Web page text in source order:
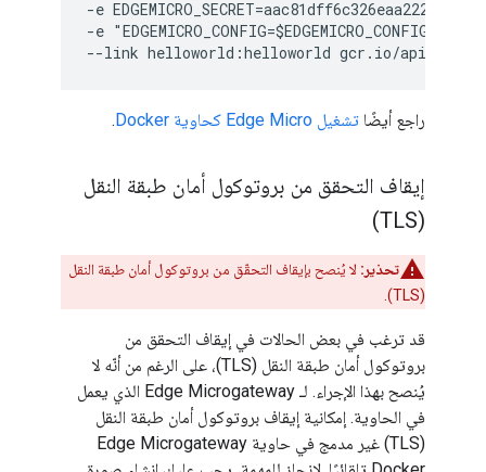
-e
-e "EDGEMICRO_CONFIG=$EDGEMICRO_CONFIG" \
راجع أيضًا تشغيل Edge Micro كحاوية Docker .
إيقاف التحقق من بروتوكول أمان طبقة النقل
(TLS)
تحذير: لا يُنصح بإيقاف التحقّق من بروتوكول أمان طبقة النقل
(TLS).
قد ترغب في بعض الحالات في إيقاف التحقق من
بروتوكول أمان طبقة النقل (TLS)، على الرغم من أنّه لا
يُنصح بهذا الإجراء. لـ Edge Microgateway الذي يعمل
في الحاوية. إمكانية إيقاف بروتوكول أمان طبقة النقل
(TLS) غير مدمج في حاوية Edge Microgateway